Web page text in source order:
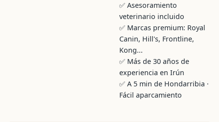
✅ Asesoramiento
veterinario incluido
✅ Marcas premium: Royal
Canin, Hill's, Frontline,
Kong...
✅ Más de 30 años de
experiencia en Irún
✅ A 5 min de Hondarribia ·
Fácil aparcamiento